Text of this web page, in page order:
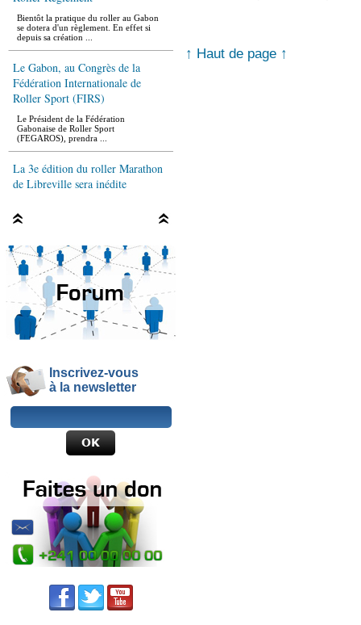
se dotera d'un règlement. En effet si
depuis sa création ...
Le Gabon, au Congrès de la
Fédération Internationale de
Roller Sport (FIRS)
Gabonaise de Roller Sport
(FEGAROS), prendra ...
La 3e édition du roller Marathon
de Libreville sera inédite
reportée pour de multiples ...
Inscrivez-vous
à la newsletter
↑ Haut de page ↑